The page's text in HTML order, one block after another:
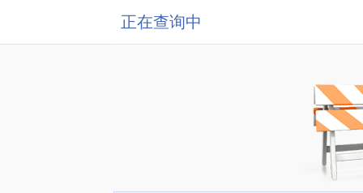
正在查询中